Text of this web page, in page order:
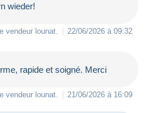
wieder!
vendeur lounat. 22/06/2026 à 09:32
rapide et soigné. Merci
vendeur lounat. 21/06/2026 à 16:09